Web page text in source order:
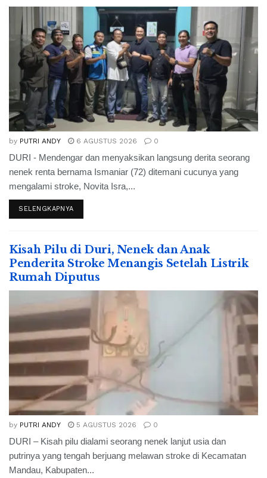
by PUTRI ANDY 6 AGUSTUS 2026 0
DURI - Mendengar dan menyaksikan langsung derita seorang
nenek renta bernama Ismaniar (72) ditemani cucunya yang
mengalami stroke, Novita Isra,...
SELENGKAPNYA
Kisah Pilu di Duri, Nenek dan Anak
Penderita Stroke Menangis Setelah Listrik
Rumah Diputus
by PUTRI ANDY 5 AGUSTUS 2026 0
DURI – Kisah pilu dialami seorang nenek lanjut usia dan
putrinya yang tengah berjuang melawan stroke di Kecamatan
Mandau, Kabupaten...